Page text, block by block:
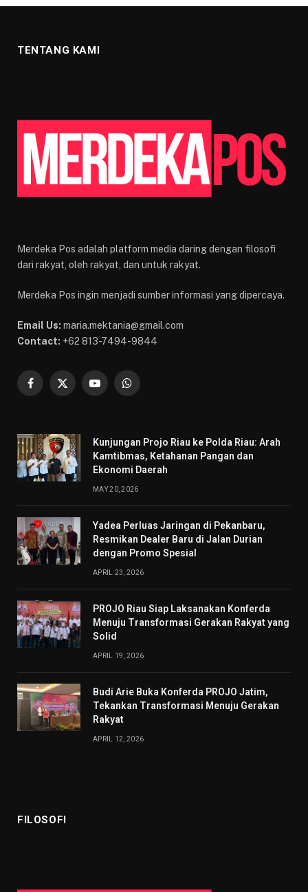
TENTANG KAMI
Merdeka Pos adalah platform media daring dengan filosofi
dari rakyat, oleh rakyat, dan untuk rakyat.
Merdeka Pos ingin menjadi sumber informasi yang dipercaya.
Email Us: maria.mektania@gmail.com
Contact: +62 813-7494-9844
Facebook
X
YouTubeWhatsApp
Kunjungan Projo Riau ke Polda Riau: Arah
Kamtibmas, Ketahanan Pangan dan
Ekonomi Daerah
MAY 20, 2026
Yadea Perluas Jaringan di Pekanbaru,
Resmikan Dealer Baru di Jalan Durian
dengan Promo Spesial
APRIL 23, 2026
PROJO Riau Siap Laksanakan Konferda
Menuju Transformasi Gerakan Rakyat yang
Solid
APRIL 19, 2026
Budi Arie Buka Konferda PROJO Jatim,
Tekankan Transformasi Menuju Gerakan
Rakyat
APRIL 12, 2026
FILOSOFI